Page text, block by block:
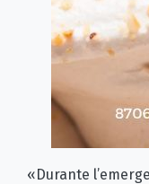
«Durante